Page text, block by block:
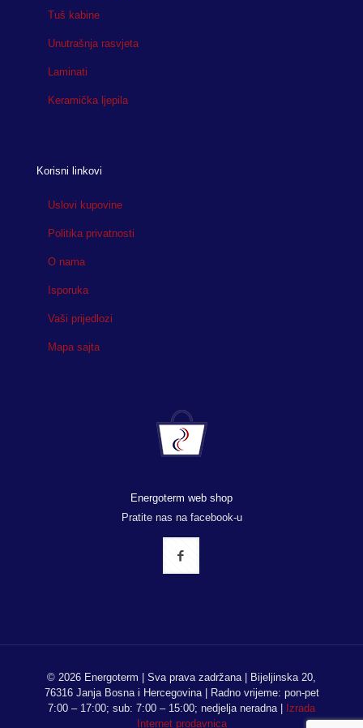
Tuš kabine
Unutrašnja rasvjeta
Laminati
Keramička ljepila
Korisni linkovi
Uslovi kupovine
Politika privatnosti
O nama
Isporuka
Vaši prijedlozi
Mapa sajta
Energoterm web shop
Pratite nas na facebook-u
© 2026 Energoterm | Sva prava zadržana | Bijeljinska 20,
76316 Janja Bosna i Hercegovina | Radno vrijeme: pon-pet
7:00 – 17:00; sub: 7:00 – 15:00; nedjelja neradna |
Izrada
Internet prodavnica